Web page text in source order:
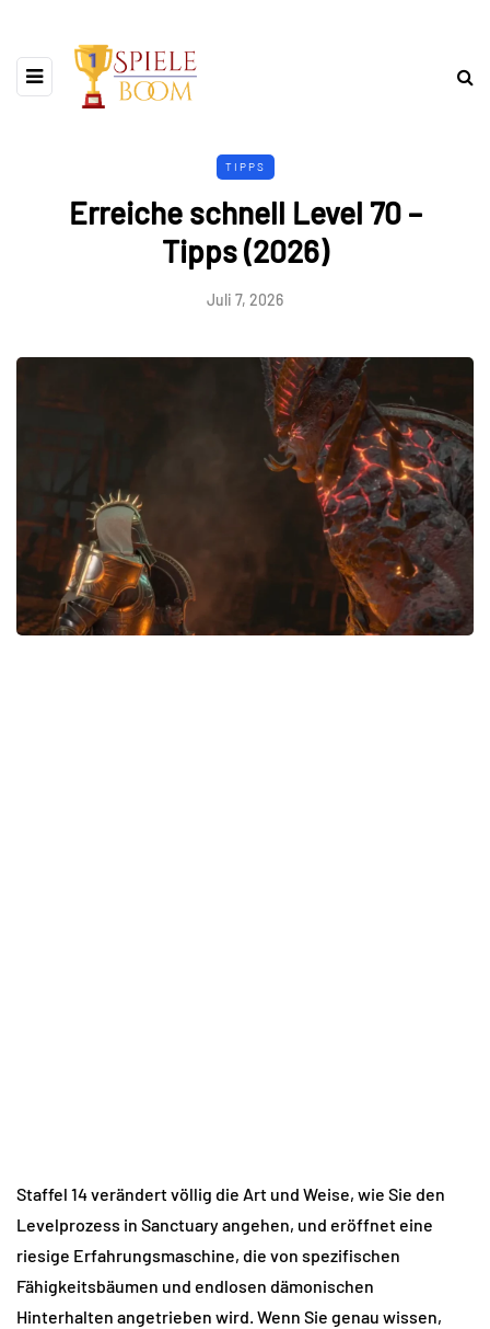
TIPPS
Erreiche schnell Level 70 –
Tipps (2026)
Juli 7, 2026
Staffel 14 verändert völlig die Art und Weise, wie Sie den
Levelprozess in Sanctuary angehen, und eröffnet eine
riesige Erfahrungsmaschine, die von spezifischen
Fähigkeitsbäumen und endlosen dämonischen
Hinterhalten angetrieben wird. Wenn Sie genau wissen,